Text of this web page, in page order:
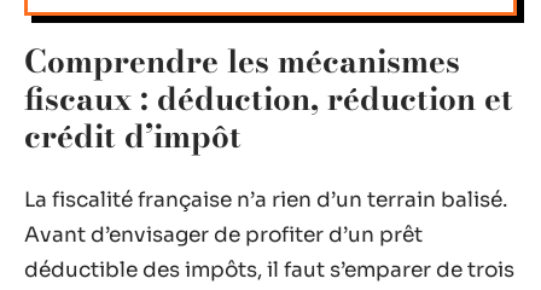
Comprendre les mécanismes
fiscaux : déduction, réduction et
crédit d’impôt
La fiscalité française n’a rien d’un terrain balisé.
Avant d’envisager de profiter d’un prêt
déductible des impôts, il faut s’emparer de trois